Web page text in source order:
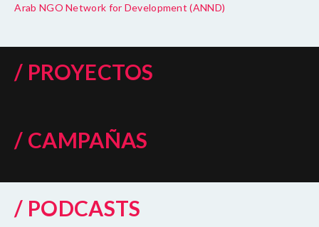
Arab NGO Network for Development (ANND)
/ PROYECTOS
/ CAMPAÑAS
/ PODCASTS